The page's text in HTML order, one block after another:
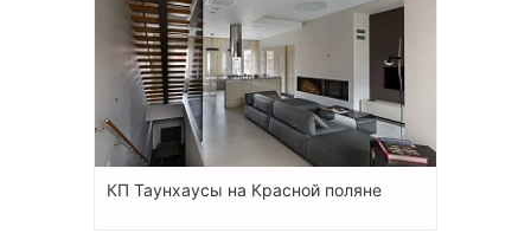
КП Таунхаусы на Красной поляне